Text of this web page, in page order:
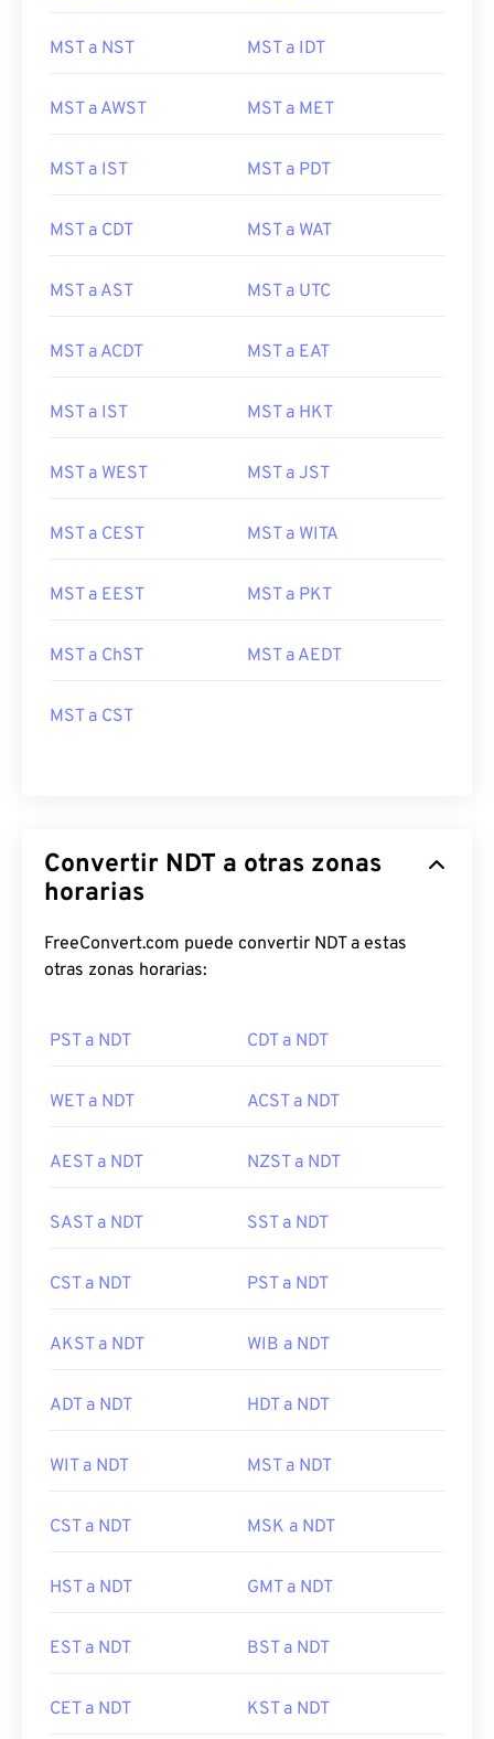
MST a NST MST a IDT
MST a AWST MST a MET
MST a IST MST a PDT
MST a CDT MST a WAT
MST a AST MST a UTC
MST a ACDT MST a EAT
MST a IST MST a HKT
MST a WEST MST a JST
MST a CEST MST a WITA
MST a EEST MST a PKT
MST a ChST MST a AEDT
MST a CST
Convertir NDT a otras zonas
horarias
FreeConvert.com puede convertir NDT a estas
otras zonas horarias:
PST a NDT CDT a NDT
WET a NDT ACST a NDT
AEST a NDT NZST a NDT
SAST a NDT SST a NDT
CST a NDT PST a NDT
AKST a NDT WIB a NDT
ADT a NDT HDT a NDT
WIT a NDT MST a NDT
CST a NDT MSK a NDT
HST a NDT GMT a NDT
EST a NDT BST a NDT
CET a NDT KST a NDT